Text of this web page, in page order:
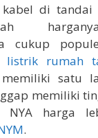
di tandai
cukup
listrik rumah
satu
memiliki
NYA harga
.